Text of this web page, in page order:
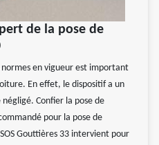
de la pose de
en vigueur est important
En effet, le dispositif a un
Confier la pose de
pour la pose de
Gouttières 33 intervient pour